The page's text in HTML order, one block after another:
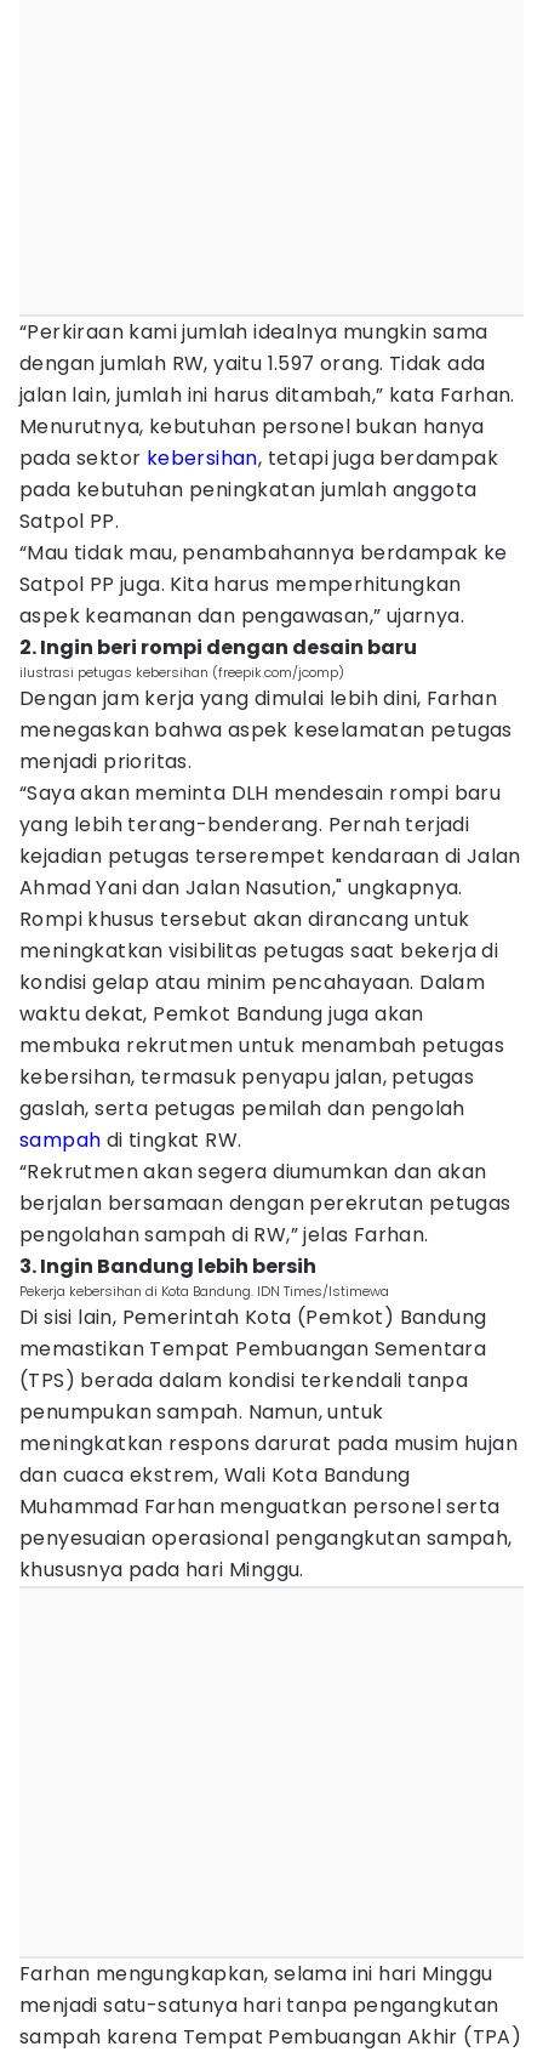
“Perkiraan kami jumlah idealnya mungkin sama
dengan jumlah RW, yaitu 1.597 orang. Tidak ada
jalan lain, jumlah ini harus ditambah,” kata Farhan.
Menurutnya, kebutuhan personel bukan hanya
pada sektor kebersihan, tetapi juga berdampak
pada kebutuhan peningkatan jumlah anggota
Satpol PP.
“Mau tidak mau, penambahannya berdampak ke
Satpol PP juga. Kita harus memperhitungkan
aspek keamanan dan pengawasan,” ujarnya.
2. Ingin beri rompi dengan desain baru
ilustrasi petugas kebersihan (freepik.com/jcomp)
Dengan jam kerja yang dimulai lebih dini, Farhan
menegaskan bahwa aspek keselamatan petugas
menjadi prioritas.
“Saya akan meminta DLH mendesain rompi baru
yang lebih terang-benderang. Pernah terjadi
kejadian petugas terserempet kendaraan di Jalan
Ahmad Yani dan Jalan Nasution," ungkapnya.
Rompi khusus tersebut akan dirancang untuk
meningkatkan visibilitas petugas saat bekerja di
kondisi gelap atau minim pencahayaan. Dalam
waktu dekat, Pemkot Bandung juga akan
membuka rekrutmen untuk menambah petugas
kebersihan, termasuk penyapu jalan, petugas
gaslah, serta petugas pemilah dan pengolah
sampah di tingkat RW.
“Rekrutmen akan segera diumumkan dan akan
berjalan bersamaan dengan perekrutan petugas
pengolahan sampah di RW,” jelas Farhan.
3. Ingin Bandung lebih bersih
Pekerja kebersihan di Kota Bandung. IDN Times/Istimewa
Di sisi lain, Pemerintah Kota (Pemkot) Bandung
memastikan Tempat Pembuangan Sementara
(TPS) berada dalam kondisi terkendali tanpa
penumpukan sampah. Namun, untuk
meningkatkan respons darurat pada musim hujan
dan cuaca ekstrem, Wali Kota Bandung
Muhammad Farhan menguatkan personel serta
penyesuaian operasional pengangkutan sampah,
khususnya pada hari Minggu.
Farhan mengungkapkan, selama ini hari Minggu
menjadi satu-satunya hari tanpa pengangkutan
sampah karena Tempat Pembuangan Akhir (TPA)